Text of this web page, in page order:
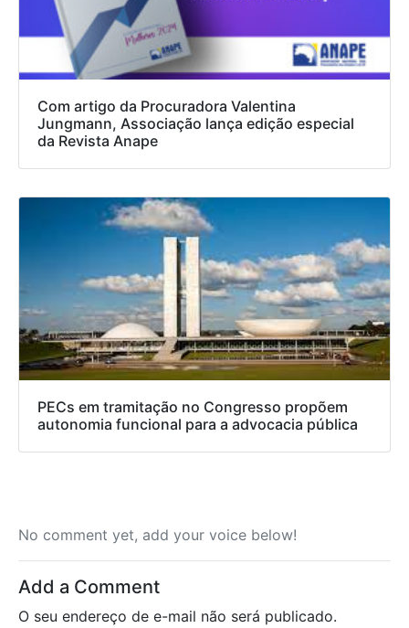
Com artigo da Procuradora Valentina
Jungmann, Associação lança edição especial
da Revista Anape
PECs em tramitação no Congresso propõem
autonomia funcional para a advocacia pública
No comment yet, add your voice below!
Add a Comment
O seu endereço de e-mail não será publicado.